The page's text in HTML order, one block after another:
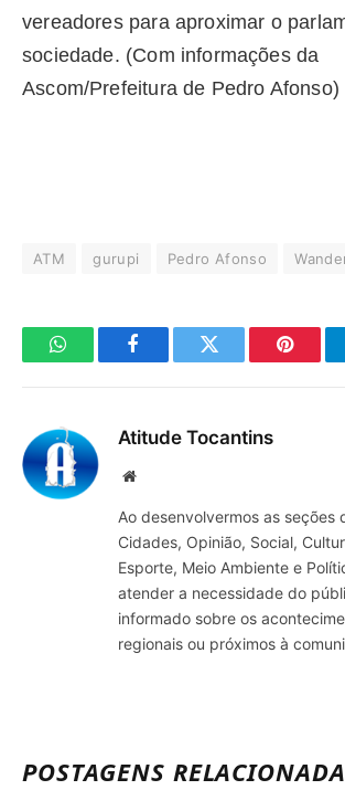
vereadores para aproximar o
sociedade. (Com informações da
Ascom/Prefeitura de Pedro Afonso)
ATM gurupi Pedro Afonso
WhatsAppFacebookTwitter
Atitude Tocantins
Site
Ao desenvolvermos as seções
Cidades, Opinião, Social,
Esporte, Meio Ambiente e
atender a necessidade do
informado sobre os
regionais ou próximos à
POSTAGENS